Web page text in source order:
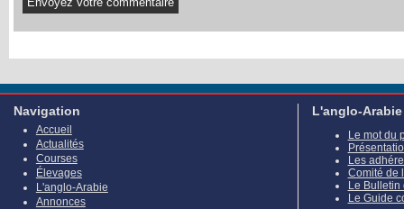
Navigation
Accueil
Actualités
Courses
Élevages
L'anglo-Arabie
Annonces
L'anglo-Arabie
Le mot du
Les
Comité de
Le Bulletin
Le Guide